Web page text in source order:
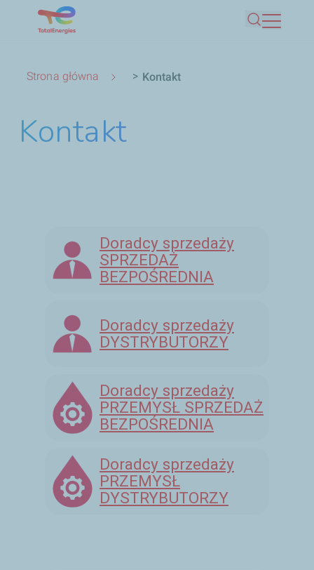
Rozpocznij wyszukiwanie
Zamknij
Ścieżka
nawigacyjna
Strona główna Kontakt
Kontakt
Doradcy sprzedaży
SPRZEDAŻ
BEZPOŚREDNIA
Doradcy sprzedaży
DYSTRYBUTORZY
Doradcy sprzedaży
PRZEMYSŁ SPRZEDAŻ
BEZPOŚREDNIA
Doradcy sprzedaży
PRZEMYSŁ
DYSTRYBUTORZY